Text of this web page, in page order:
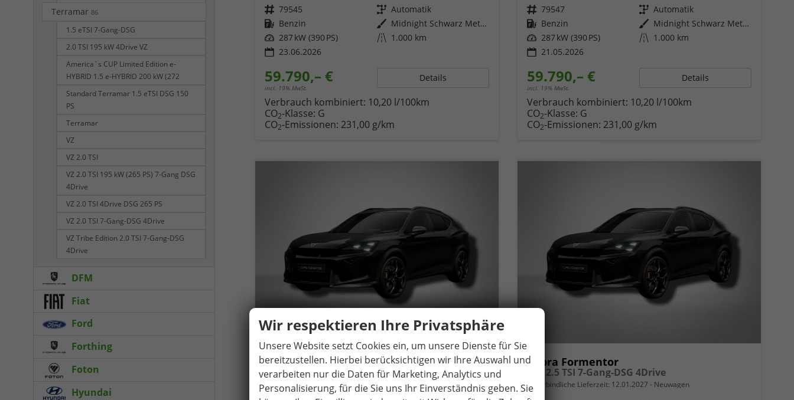
Fahrzeugnr. 79545 Getriebe Automatik
Kraftstoff Benzin Außenfarbe
Midnight Schwarz Metallic
Leistung 287 kW (390 PS) Kilometerstand 1.000 km
23.06.2026
59.790,– €
incl. 19% MwSt.
Details
Verbrauch kombiniert: 10,20 l/100km
CO2-Klasse: G
CO2-Emissionen: 231,00 g/km
Fahrzeugnr. 79547 Getriebe Automatik
Kraftstoff Benzin Außenfarbe
Midnight Schwarz Metallic
Leistung 287 kW (390 PS) Kilometerstand 1.000 km
21.05.2026
59.790,– €
incl. 19% MwSt.
Details
Verbrauch kombiniert: 10,20 l/100km
CO2-Klasse: G
CO2-Emissionen: 231,00 g/km
Cupra Formentor
VZ5 2.5 TSI 7-Gang-DSG 4Drive
unverbindliche Lieferzeit:14 Tage Gebrauchtwagen
Cupra Formentor
VZ5 2.5 TSI 7-Gang-DSG 4Drive
unverbindliche Lieferzeit: 12.01.2027 Neuwagen
Terramar 86
1.5 eTSI 7-Gang-DSG
2.0 TSI 195 kW 4Drive VZ
America`s CUP Limited Edition e-
HYBRID 1.5 e-HYBRID 200 kW (272
Standard Terramar 1.5 eTSI DSG 150
PS
Terramar
VZ
VZ 2.0 TSI
VZ 2.0 TSI 195 kW (265 PS) 7-Gang DSG
4Drive
VZ 2.0 TSI 4Drive DSG 265 PS
VZ 2.0 TSI 7-Gang-DSG 4Drive
VZ Tribe Edition 2.0 TSI 7-Gang-DSG
4Drive
DFM
Fiat
Ford
Forthing
Foton
Hyundai
Wir respektieren Ihre Privatsphäre
Unsere Website setzt Cookies ein, um unsere Dienste für Sie
bereitzustellen. Hierbei berücksichtigen wir Ihre Auswahl und
verarbeiten nur die Daten für Marketing, Analytics und
Personalisierung, für die Sie uns Ihr Einverständnis geben. Sie